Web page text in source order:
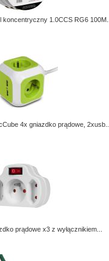
koncentryczny 1.0CCS RG6 100M...
4x gniazdko prądowe, 2xusb...
prądowe x3 z wyłącznikiem...